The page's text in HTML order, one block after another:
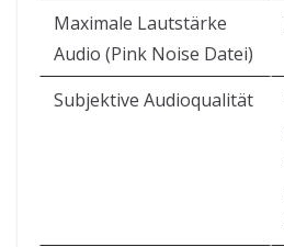
Maximale Lautstärke
Audio (Pink Noise Datei)
Subjektive Audioqualität